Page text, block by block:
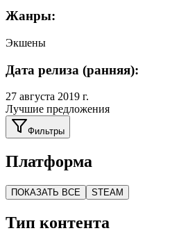
Жанры:
Экшены
Дата релиза (ранняя):
27 августа 2019 г.
Лучшие предложения
Фильтры
Платформа
ПОКАЗАТЬ ВСЕ STEAM
Тип контента